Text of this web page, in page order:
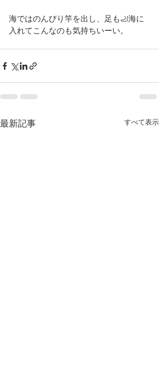
海ではのんびり竿を出し、足も🦶海に
入れてこんなのも気持ちいーい。
最新記事 すべて表示